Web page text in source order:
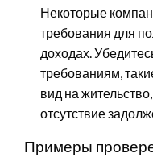
Некоторые
требования для
доходах.
требованиям,
вид на
отсутствие
Примеры